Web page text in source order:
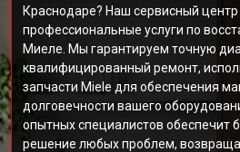
Краснодаре? Наш сервисный
профессиональные услуги по
Миеле. Мы гарантируем точную
квалифицированный ремонт,
запчасти Miele для обеспечения
долговечности вашего
опытных специалистов обеспечит
решение любых проблем,